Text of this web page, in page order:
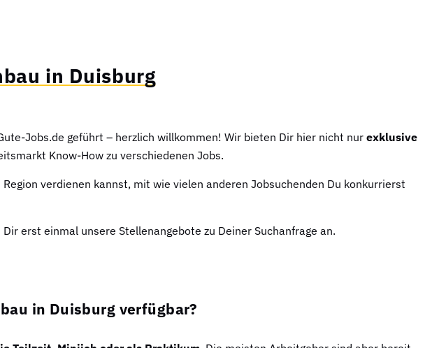
in Duisburg
Jobs.de geführt – herzlich willkommen! Wir bieten Dir hier nicht nur exklusive
Know-How zu verschiedenen Jobs.
verdienen kannst, mit wie vielen anderen Jobsuchenden Du konkurrierst
erst einmal unsere Stellenangebote zu Deiner Suchanfrage an.
in Duisburg verfügbar?